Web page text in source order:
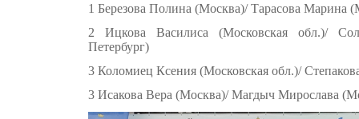
1 Березова Полина (Москва)/ Тарасова Марина
2 Ицкова Василиса (Московская обл.)/
Петербург)
3 Коломиец Ксения (Московская обл.)/
3 Исакова Вера (Москва)/ Магдыч Мирослава